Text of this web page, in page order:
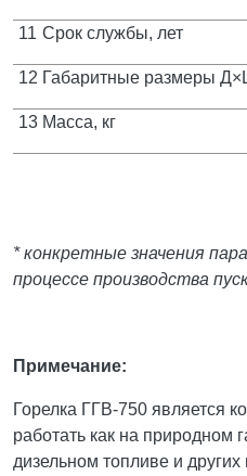
11 Срок службы, лет
12 Габаритные размеры
13 Масса, кг
* конкретные значения
процессе производства
Примечание:
Горелка ГГВ-750 является
работать как на природном
дизельном топливе и